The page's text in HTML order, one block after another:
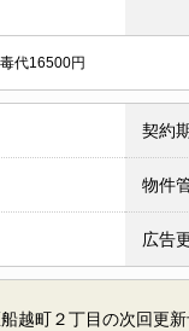
代16500円
契約
物件
広告
越町２丁目の次回更